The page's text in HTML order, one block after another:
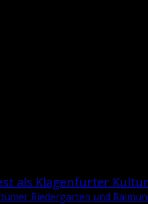
als Klagenfurter
Riedergarten und